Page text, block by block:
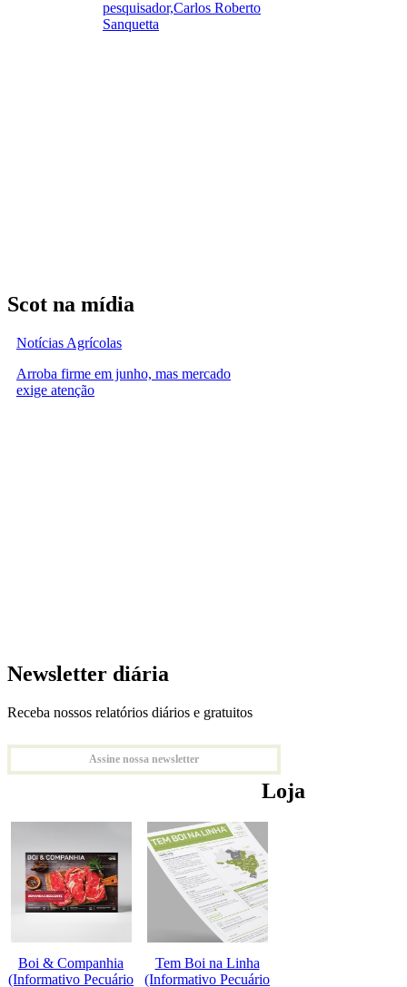
pesquisador,Carlos Roberto
Sanquetta
Scot na mídia
Notícias Agrícolas
Arroba firme em junho, mas mercado
exige atenção
Newsletter diária
Receba nossos relatórios diários e gratuitos
Assine nossa newsletter
Loja
Boi & Companhia
(Informativo Pecuário
Tem Boi na Linha
(Informativo Pecuário